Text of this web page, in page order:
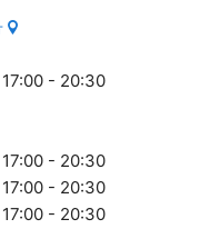
- 20:30
- 20:30
- 20:30
- 20:30